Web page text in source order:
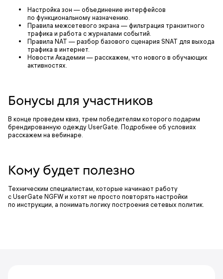
Настройка зон — объединение интерфейсов
по функциональному назначению.
Правила межсетевого экрана — фильтрация транзитного
трафика и работа с журналами событий.
Правила NAT — разбор базового сценария SNAT для выхода
трафика в интернет.
Новости Академии — расскажем, что нового в обучающих
активностях.
Бонусы для участников
В конце проведем квиз, трем победителям которого подарим
брендированную одежду UserGate. Подробнее об условиях
расскажем на вебинаре.
Кому будет полезно
Техническим специалистам, которые начинают работу
с UserGate NGFW и хотят не просто повторять настройки
по инструкции, а понимать логику построения сетевых политик.